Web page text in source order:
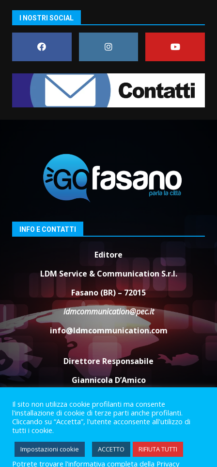
7
assoluta de “L’Albergo
Belvedere. Il rapimento”
6 Agosto 2026 06:15
appuntamento con “Fasano in
Banda”
7 Agosto 2026 06:05
Fasanese ferito a colpi di arma
da fuoco
di aperture straordinarie del
Comune di Fasano
6 Agosto 2026 14:16
Grazia Neglia, coordinatrice
cittadina di Fratelli d’Italia,
pronta a tornare in Consiglio
comunale
I NOSTRI SOCIAL
INFO E CONTATTI
Editore
LDM Service & Communication S.r.l.
Fasano (BR) – 72015
ldmcommunication@pec.it
info@ldmcommunication.com
Direttore Responsabile
Giannicola D’Amico
Termini e Condizioni
Privacy Policy
Informazioni Legali
Facebook
Instagram
Youtube
Il sito non utilizza cookie profilanti ma consente
l'installazione di cookie di terze parti anche profilanti.
Cliccando su “Accetta”, l'utente acconsente all'utilizzo di
tutti i cookie.
Impostazioni cookie ACCETTO RIFIUTA TUTTI
Potrete trovare l'informativa completa della Privacy